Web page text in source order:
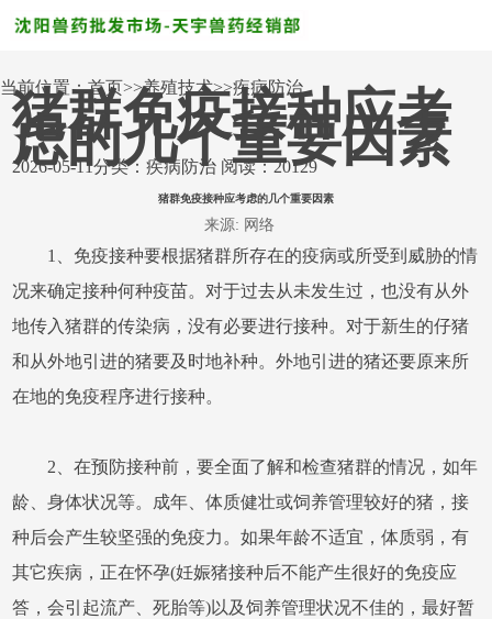
当前位置：首页>>养殖技术>>疾病防治
猪群免疫接种应考
虑的几个重要因素
2026-05-11分类：疾病防治 阅读：20129
猪群免疫接种应考虑的几个重要因素
来源: 网络
1、免疫接种要根据猪群所存在的疫病或所受到威胁的情
况来确定接种何种疫苗。对于过去从未发生过，也没有从外
地传入猪群的传染病，没有必要进行接种。对于新生的仔猪
和从外地引进的猪要及时地补种。外地引进的猪还要原来所
在地的免疫程序进行接种。
2、在预防接种前，要全面了解和检查猪群的情况，如年
龄、身体状况等。成年、体质健壮或饲养管理较好的猪，接
种后会产生较坚强的免疫力。如果年龄不适宜，体质弱，有
其它疾病，正在怀孕(妊娠猪接种后不能产生很好的免疫应
答，会引起流产、死胎等)以及饲养管理状况不佳的，最好暂